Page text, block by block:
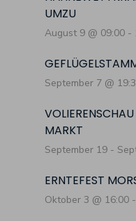
UMZU
August 9 @ 09:00 -
September 7 @
MARKT
September 19 -
ERNTEFEST
Oktober 3 @ 16:00 -